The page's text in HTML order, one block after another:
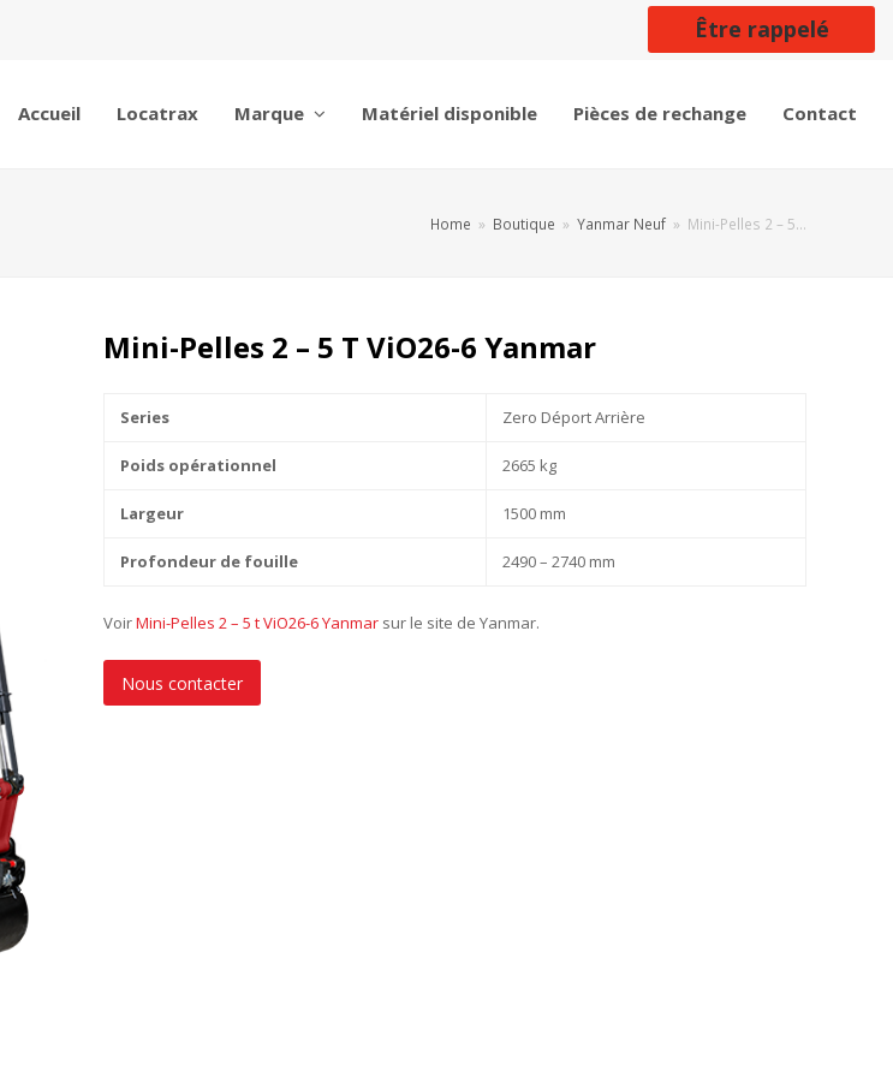
Être rappelé
Accueil Locatrax Marque Matériel disponible Pièces de rechange Contact
Home » Boutique » Yanmar Neuf » Mini-Pelles 2 – 5…
Mini-Pelles 2 – 5 T ViO26-6 Yanmar
Series Zero Déport Arrière
Poids opérationnel 2665 kg
Largeur 1500 mm
Profondeur de fouille 2490 – 2740 mm
VoirMini-Pelles 2 – 5 t ViO26-6 Yanmar sur le site de Yanmar.
Nous contacter